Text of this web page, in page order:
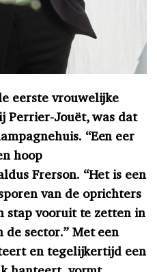
eerste vrouwelijke
Perrier-Jouët, was dat
“Een eer
hoop
Frerson. “Het is een
van de oprichters
stap vooruit te zetten in
sector.” Met een
en tegelijkertijd een